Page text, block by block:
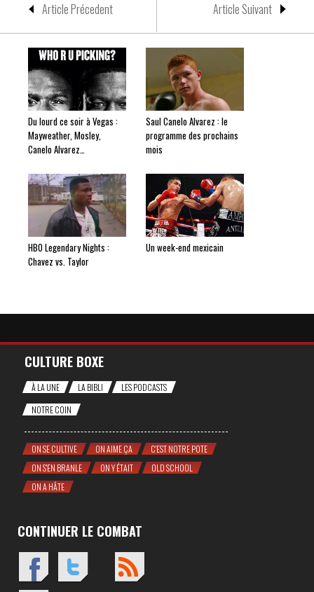
Article Précedent Article Suivant
Du lourd ce soir à Vegas :
Mayweather, Mosley,
Canelo Alvarez…
Saul Canelo Alvarez : le
programme des prochains
mois
HBO Legendary Nights :
Chavez vs. Taylor
Un week-end mexicain
CULTURE BOXE
À LA UNE LA BIBLI
LES PODCASTS
NOTRE COIN
ON SE CULTIVE ON AIME ÇA
C'EST NOTRE POTE
ON S'EN BRANLE
ON Y ÉTAIT
OLD SCHOOL
ON A HÂTE
CONTINUER LE COMBAT